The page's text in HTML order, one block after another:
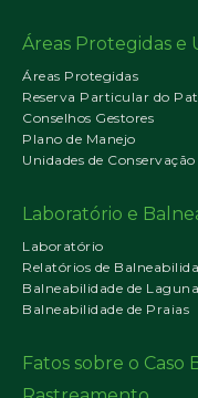
Áreas Protegidas e
Áreas Protegidas
Reserva Particular do
Conselhos Gestores
Plano de Manejo
Unidades de Conservação
Laboratório e
Laboratório
Relatórios de
Balneabilidade de
Balneabilidade de Praias
Fatos sobre o Caso